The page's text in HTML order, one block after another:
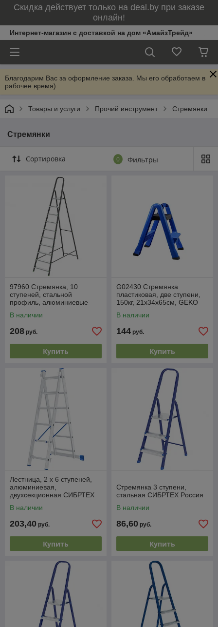
Скидка действует только на deal.by при заказе
онлайн!
Интернет-магазин с доставкой на дом «АмайзТрейд»
Благодарим Вас за оформление заказа. Мы его обработаем в
рабочее время)
Товары и услуги Прочий инструмент Стремянки
Стремянки
Сортировка 0 Фильтры
97960 Стремянка, 10
ступеней, стальной
профиль, алюминиевые
В наличии
208 руб.
Купить
G02430 Стремянка
пластиковая, две ступени,
150кг, 21х34х65см, GEKO
В наличии
144 руб.
Купить
Лестница, 2 х 6 ступеней,
алюминиевая,
двухсекционная СИБРТЕХ
В наличии
203,40 руб.
Купить
Стремянка 3 ступени,
стальная СИБРТЕХ Pоссия
В наличии
86,60 руб.
Купить